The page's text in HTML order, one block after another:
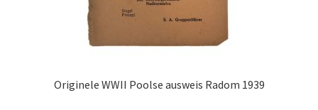
Originele WWII Poolse ausweis Radom 1939